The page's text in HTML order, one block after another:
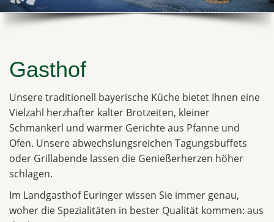
Gasthof
Unsere traditionell bayerische Küche bietet Ihnen eine
Vielzahl herzhafter kalter Brotzeiten, kleiner
Schmankerl und warmer Gerichte aus Pfanne und
Ofen. Unsere abwechslungsreichen Tagungsbuffets
oder Grillabende lassen die Genießerherzen höher
schlagen.
Im Landgasthof Euringer wissen Sie immer genau,
woher die Spezialitäten in bester Qualität kommen: aus